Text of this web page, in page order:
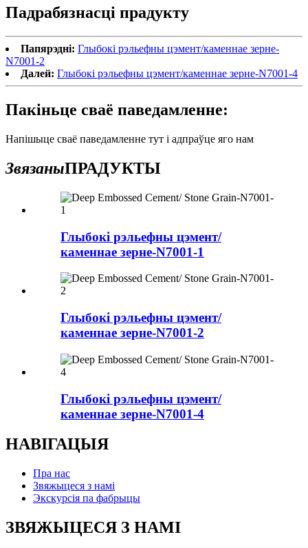
Падрабязнасці прадукту
Папярэдні: Глыбокі рэльефны цэмент/каменнае зерне-
N7001-2
Далей: Глыбокі рэльефны цэмент/каменнае зерне-N7001-4
Пакіньце сваё паведамленне:
Напішыце сваё паведамленне тут і адпраўце яго нам
ЗвязаныПРАДУКТЫ
Глыбокі рэльефны цэмент/
каменнае зерне-N7001-1
Глыбокі рэльефны цэмент/
каменнае зерне-N7001-2
Глыбокі рэльефны цэмент/
каменнае зерне-N7001-4
НАВІГАЦЫЯ
Пра нас
Звяжыцеся з намі
Экскурсія па фабрыцы
ЗВЯЖЫЦЕСЯ З НАМІ